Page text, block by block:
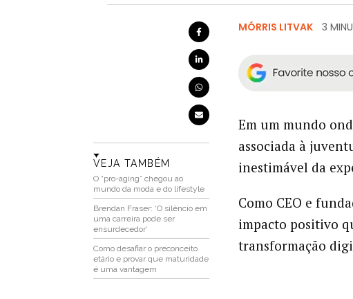
VEJA TAMBÉM
O “pro-aging” chegou ao
mundo da moda e do lifestyle
Brendan Fraser: ‘O silêncio em
uma carreira pode ser
ensurdecedor’
Como desafiar o preconceito
etário e provar que maturidade
é uma vantagem
MÓRRIS LITVAK 3
Em um mundo
associada à
inestimável da
Como CEO e
impacto positivo
transformação